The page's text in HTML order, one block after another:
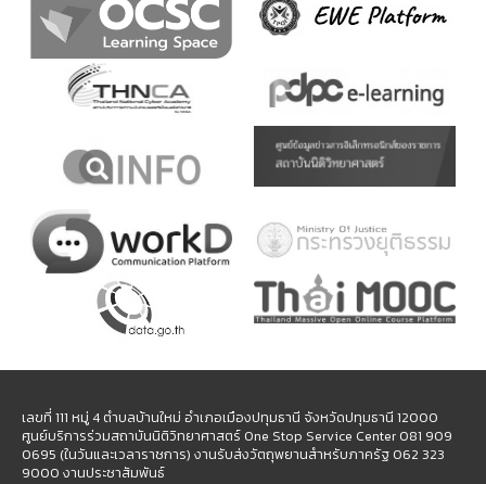
เลขที่ 111 หมู่ 4 ตำบลบ้านใหม่ อำเภอเมืองปทุมธานี จังหวัดปทุมธานี 12000
ศูนย์บริการร่วมสถาบันนิติวิทยาศาสตร์ One Stop Service Center 081 909
0695 (ในวันและเวลาราชการ) งานรับส่งวัตถุพยานสำหรับภาครัฐ 062 323
9000 งานประชาสัมพันธ์